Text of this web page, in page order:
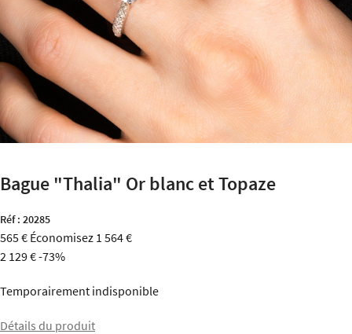
Bague "Thalia" Or blanc et Topaze
Réf : 20285
565 € Économisez 1 564 €
2 129 €-73%
Temporairement indisponible
Détails du produit